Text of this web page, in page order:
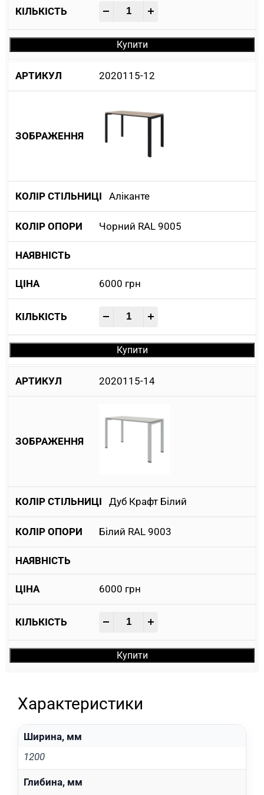
Купити
2020115-12
Аліканте
Чорний RAL 9005
6000 грн
Купити
2020115-14
Дуб Крафт Білий
Білий RAL 9003
6000 грн
Купити
Характеристики
Ширина, мм
1200
Глибина, мм